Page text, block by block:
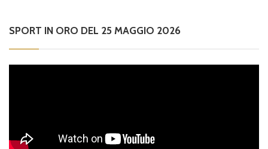
SPORT IN ORO DEL 25 MAGGIO 2026